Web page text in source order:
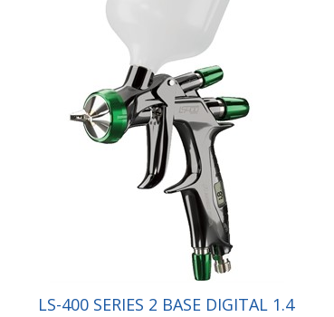
LS-400 SERIES 2 BASE DIGITAL 1.4